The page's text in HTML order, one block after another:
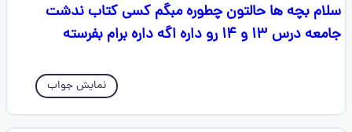
سلام بچه ها حالتون چطوره مبگم کسی کتاب ندشت
جامعه درس ۱۳ و ۱۴ رو داره اگه داره برام بفرسته
نمایش جواب